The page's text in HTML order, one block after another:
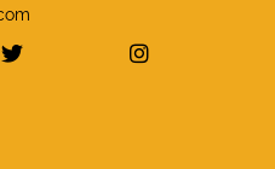
Facebook profile
Emilia-Romagna
visit Monasteri Emilia-
visit